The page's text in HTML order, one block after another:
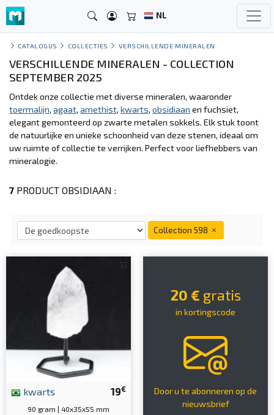
NL
CATALOGUS COLLECTIES VERSCHILLENDE MINERALEN
VERSCHILLENDE MINERALEN - COLLECTION
SEPTEMBER 2025
Ontdek onze collectie met diverse mineralen, waaronder
toermalijn, agaat, amethist, kwarts, obsidiaan en fuchsiet,
elegant gemonteerd op zwarte metalen sokkels. Elk stuk toont
de natuurlijke en unieke schoonheid van deze stenen, ideaal om
uw ruimte of collectie te verrijken. Perfect voor liefhebbers van
mineralogie.
7 PRODUCT OBSIDIAAN :
Collection 598
19€
kwarts
90 gram | 40x35x55 mm
20 € gratis
in kortingscode
Door u te abonneren op de
nieuwsbrief